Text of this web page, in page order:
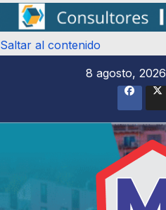
Saltar al contenido
8 agosto, 2026